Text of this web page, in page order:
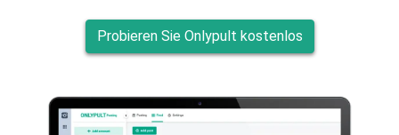
Probieren Sie Onlypult kostenlos